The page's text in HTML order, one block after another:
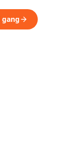
gang